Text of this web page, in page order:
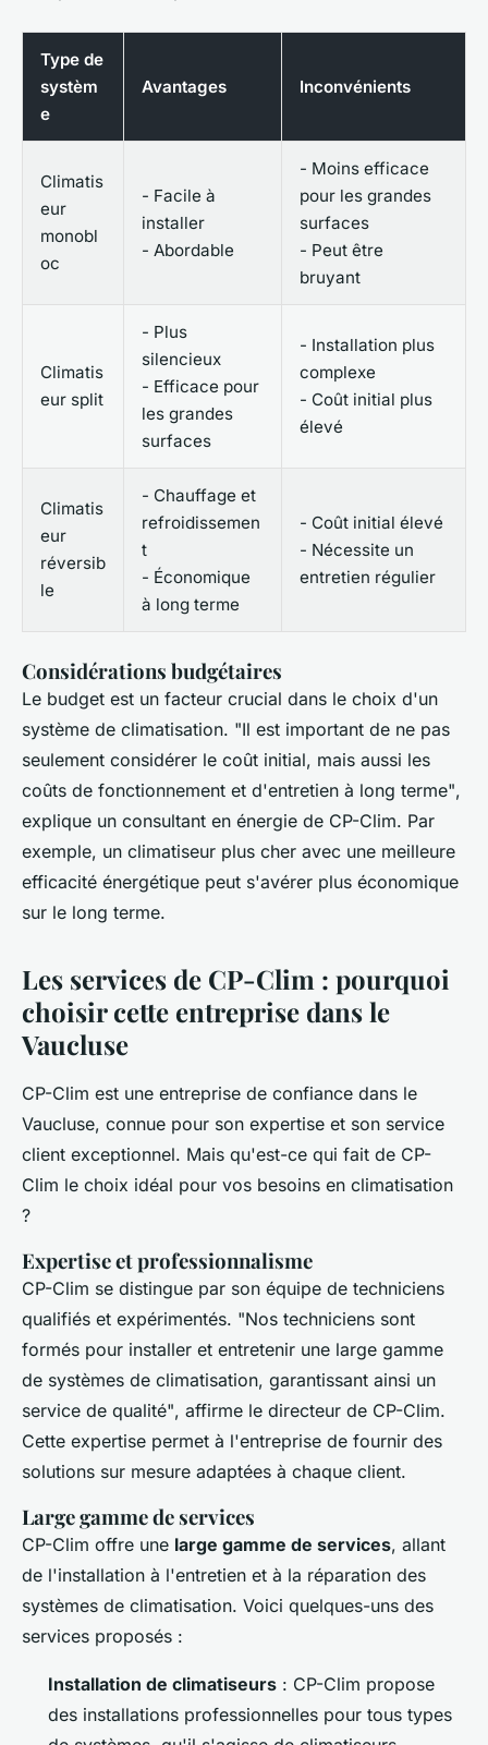
Type de
systèm
e
Avantages Inconvénients
Climatis
eur
monobl
oc
- Facile à
installer
- Abordable
- Moins efficace
pour les grandes
surfaces
- Peut être
bruyant
Climatis
eur split
- Plus
silencieux
- Efficace pour
les grandes
surfaces
- Installation plus
complexe
- Coût initial plus
élevé
Climatis
eur
réversib
le
- Chauffage et
refroidissemen
t
- Économique
à long terme
- Coût initial élevé
- Nécessite un
entretien régulier
Considérations budgétaires
Le budget est un facteur crucial dans le choix d'un
système de climatisation. "Il est important de ne pas
seulement considérer le coût initial, mais aussi les
coûts de fonctionnement et d'entretien à long terme",
explique un consultant en énergie de CP-Clim. Par
exemple, un climatiseur plus cher avec une meilleure
efficacité énergétique peut s'avérer plus économique
sur le long terme.
Les services de CP-Clim : pourquoi
choisir cette entreprise dans le
Vaucluse
CP-Clim est une entreprise de confiance dans le
Vaucluse, connue pour son expertise et son service
client exceptionnel. Mais qu'est-ce qui fait de CP-
Clim le choix idéal pour vos besoins en climatisation
?
Expertise et professionnalisme
CP-Clim se distingue par son équipe de techniciens
qualifiés et expérimentés. "Nos techniciens sont
formés pour installer et entretenir une large gamme
de systèmes de climatisation, garantissant ainsi un
service de qualité", affirme le directeur de CP-Clim.
Cette expertise permet à l'entreprise de fournir des
solutions sur mesure adaptées à chaque client.
Large gamme de services
CP-Clim offre une large gamme de services, allant
de l'installation à l'entretien et à la réparation des
systèmes de climatisation. Voici quelques-uns des
services proposés :
Installation de climatiseurs : CP-Clim propose
des installations professionnelles pour tous types